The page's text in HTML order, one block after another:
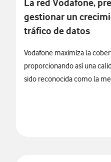
La red Vodafone,
gestionar un
tráfico de datos
Vodafone maximiza la
proporcionando así una
sido reconocida como la